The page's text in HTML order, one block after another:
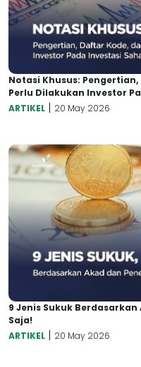
Notasi Khusus:
Perlu Dilakukan Investor
ARTIKEL | 20 May 2026
9 Jenis Sukuk
Saja!
ARTIKEL | 20 May 2026